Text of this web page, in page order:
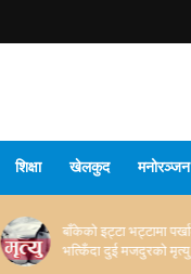
शिक्षा खेलकुद मनोरञ्जन
बाँकेको इट्टा भट्टामा पर्खाल
भत्किँदा दुई मजदुरको मृत्यु